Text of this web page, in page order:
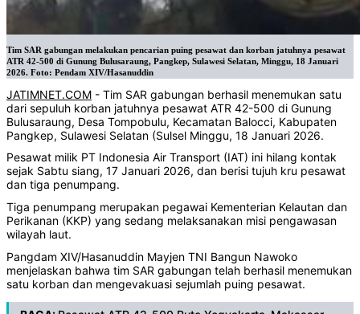
Tim SAR gabungan melakukan pencarian puing pesawat dan korban jatuhnya pesawat
ATR 42-500 di Gunung Bulusaraung, Pangkep, Sulawesi Selatan, Minggu, 18 Januari
2026. Foto: Pendam XIV/Hasanuddin
JATIMNET.COM - Tim SAR gabungan berhasil menemukan satu
dari sepuluh korban jatuhnya pesawat ATR 42-500 di Gunung
Bulusaraung, Desa Tompobulu, Kecamatan Balocci, Kabupaten
Pangkep, Sulawesi Selatan (Sulsel Minggu, 18 Januari 2026.
Pesawat milik PT Indonesia Air Transport (IAT) ini hilang kontak
sejak Sabtu siang, 17 Januari 2026, dan berisi tujuh kru pesawat
dan tiga penumpang.
Tiga penumpang merupakan pegawai Kementerian Kelautan dan
Perikanan (KKP) yang sedang melaksanakan misi pengawasan
wilayah laut.
Pangdam XIV/Hasanuddin Mayjen TNI Bangun Nawoko
menjelaskan bahwa tim SAR gabungan telah berhasil menemukan
satu korban dan mengevakuasi sejumlah puing pesawat.